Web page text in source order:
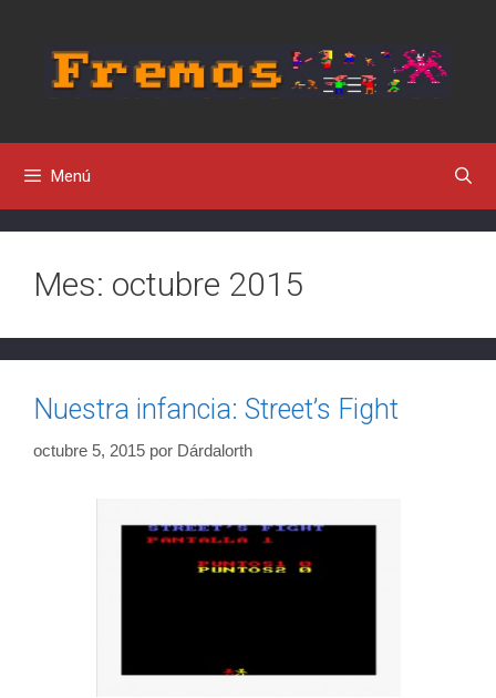
contenido
Menú
Mes: octubre 2015
Nuestra infancia: Street’s Fight
octubre 5, 2015 por Dárdalorth